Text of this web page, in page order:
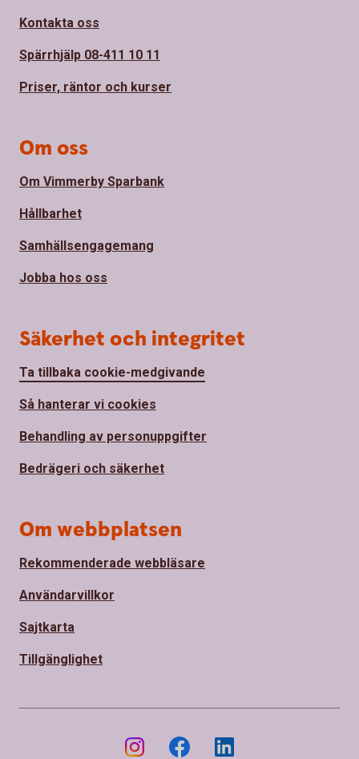
Kontakta oss
Spärrhjälp 08-411 10 11
Priser, räntor och kurser
Om oss
Om Vimmerby Sparbank
Hållbarhet
Samhällsengagemang
Jobba hos oss
Säkerhet och integritet
Ta tillbaka cookie-medgivande
Så hanterar vi cookies
Behandling av personuppgifter
Bedrägeri och säkerhet
Om webbplatsen
Rekommenderade webbläsare
Användarvillkor
Sajtkarta
Tillgänglighet